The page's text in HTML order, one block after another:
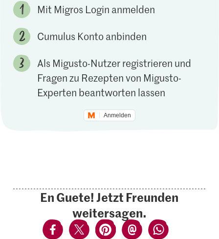
Mit Migros Login anmelden
Cumulus Konto anbinden
Als Migusto-Nutzer registrieren und
Fragen zu Rezepten von Migusto-
Experten beantworten lassen
Anmelden
En Guete! Jetzt Freunden
weitersagen.